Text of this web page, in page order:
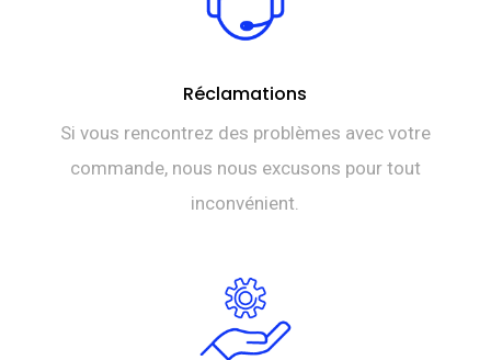
Réclamations
Si vous rencontrez des problèmes avec votre
commande, nous nous excusons pour tout
inconvénient.